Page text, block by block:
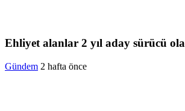
Ehliyet alanlar 2 yıl aday sürücü
Gündem 2 hafta önce